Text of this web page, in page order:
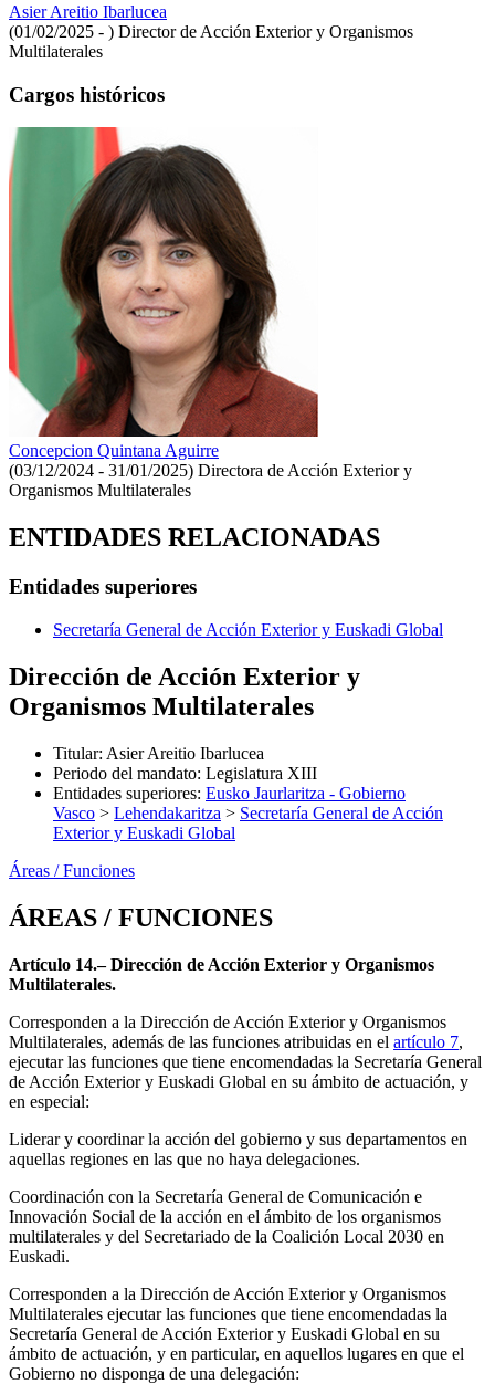
Asier Areitio Ibarlucea
(01/02/2025 - ) Director de Acción Exterior y Organismos
Multilaterales
Cargos históricos
Concepcion Quintana Aguirre
(03/12/2024 - 31/01/2025) Directora de Acción Exterior y
Organismos Multilaterales
ENTIDADES RELACIONADAS
Entidades superiores
Secretaría General de Acción Exterior y Euskadi Global
Dirección de Acción Exterior y
Organismos Multilaterales
Titular: Asier Areitio Ibarlucea
Periodo del mandato: Legislatura XIII
Entidades superiores: Eusko Jaurlaritza - Gobierno
Vasco > Lehendakaritza > Secretaría General de Acción
Exterior y Euskadi Global
Áreas / Funciones
ÁREAS / FUNCIONES
Artículo 14.– Dirección de Acción Exterior y Organismos
Multilaterales.
Corresponden a la Dirección de Acción Exterior y Organismos
Multilaterales, además de las funciones atribuidas en el artículo 7,
ejecutar las funciones que tiene encomendadas la Secretaría General
de Acción Exterior y Euskadi Global en su ámbito de actuación, y
en especial:
Liderar y coordinar la acción del gobierno y sus departamentos en
aquellas regiones en las que no haya delegaciones.
Coordinación con la Secretaría General de Comunicación e
Innovación Social de la acción en el ámbito de los organismos
multilaterales y del Secretariado de la Coalición Local 2030 en
Euskadi.
Corresponden a la Dirección de Acción Exterior y Organismos
Multilaterales ejecutar las funciones que tiene encomendadas la
Secretaría General de Acción Exterior y Euskadi Global en su
ámbito de actuación, y en particular, en aquellos lugares en que el
Gobierno no disponga de una delegación: